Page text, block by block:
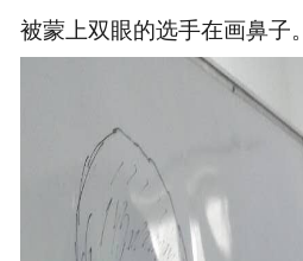
被蒙上双眼的选手在画鼻子。